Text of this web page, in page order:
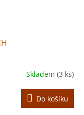
Skladem (3 ks)
Do košíku